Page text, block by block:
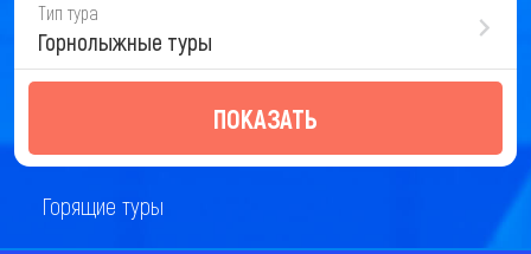
Тип тура
Горнолыжные туры
ПОКАЗАТЬ
Горящие туры